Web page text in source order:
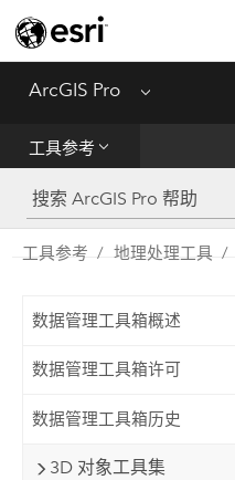
ArcGIS Pro Menu
工具参考
工具参考
Python
工具参考 地理处理工具
数据管理工具箱概述
数据管理工具箱许可
数据管理工具箱历史
3D 对象工具集